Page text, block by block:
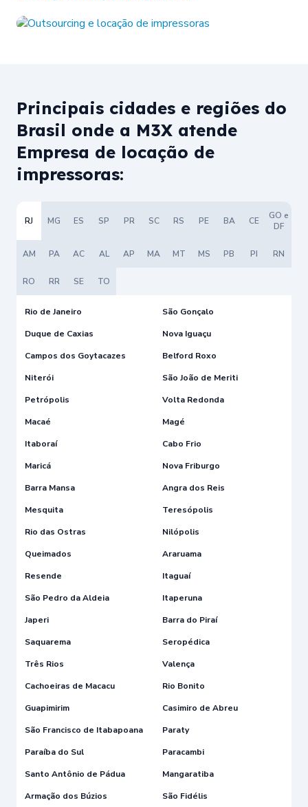
Principais cidades e regiões do
Brasil onde a M3X atende
Empresa de locação de
impressoras:
RJ MG ES SP PR SC RS PE BA CE
GO e
DF
AM PA AC AL AP MA MT MS PB PI RN
RO RR SE TO
Rio de Janeiro
São Gonçalo
Duque de Caxias
Nova Iguaçu
Campos dos Goytacazes
Belford Roxo
Niterói
São João de Meriti
Petrópolis
Volta Redonda
Macaé
Magé
Itaboraí
Cabo Frio
Maricá
Nova Friburgo
Barra Mansa
Angra dos Reis
Mesquita
Teresópolis
Rio das Ostras
Nilópolis
Queimados
Araruama
Resende
Itaguaí
São Pedro da Aldeia
Itaperuna
Japeri
Barra do Piraí
Saquarema
Seropédica
Três Rios
Valença
Cachoeiras de Macacu
Rio Bonito
Guapimirim
Casimiro de Abreu
São Francisco de Itabapoana
Paraty
Paraíba do Sul
Paracambi
Santo Antônio de Pádua
Mangaratiba
Armação dos Búzios
São Fidélis